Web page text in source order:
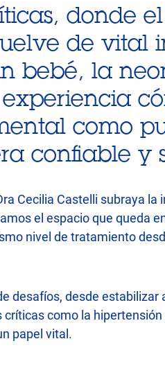
donde
de vital
bebé, la
como
confiable y
Cecilia Castelli subraya
el espacio que queda
nivel de tratamiento
desafíos, desde
como la
papel vital.